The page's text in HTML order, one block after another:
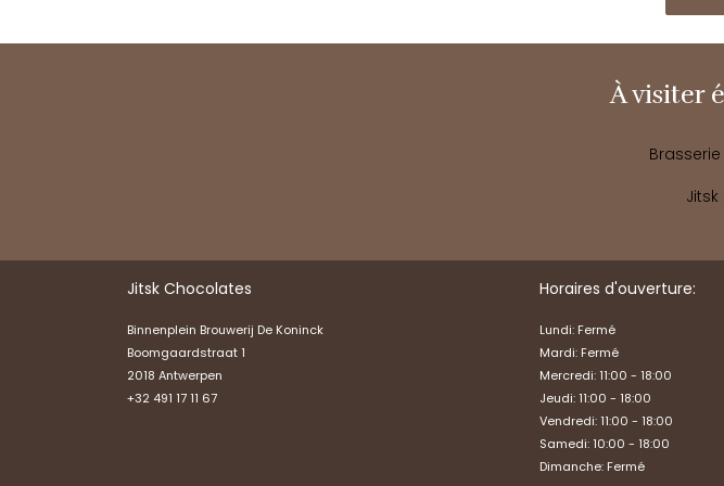
À visiter
Jitsk Chocolates
Binnenplein Brouwerij De Koninck
Boomgaardstraat 1
2018 Antwerpen
+32 491 17 11 67​
Horaires d'ouverture:
Lundi: Fermé
Mardi: Fermé
Mercredi: 11:00 - 18:00
Jeudi: 11:00 - 18:00
Vendredi: 11:00 - 18:00
Samedi: 10:00 - 18:00
Dimanche: Fermé